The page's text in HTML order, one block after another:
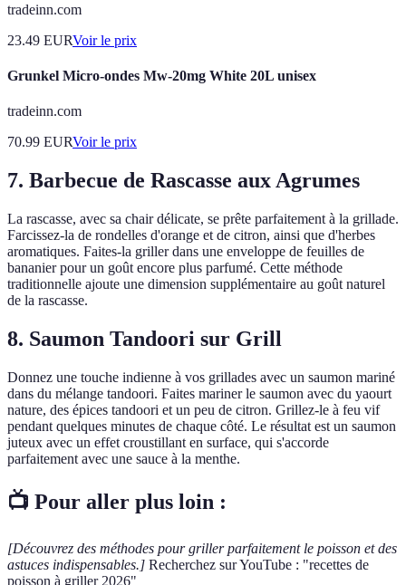
tradeinn.com
23.49 EURVoir le prix
Grunkel Micro-ondes Mw-20mg White 20L unisex
tradeinn.com
70.99 EURVoir le prix
7. Barbecue de Rascasse aux Agrumes
La rascasse, avec sa chair délicate, se prête parfaitement à la grillade.
Farcissez-la de rondelles d'orange et de citron, ainsi que d'herbes
aromatiques. Faites-la griller dans une enveloppe de feuilles de
bananier pour un goût encore plus parfumé. Cette méthode
traditionnelle ajoute une dimension supplémentaire au goût naturel
de la rascasse.
8. Saumon Tandoori sur Grill
Donnez une touche indienne à vos grillades avec un saumon mariné
dans du mélange tandoori. Faites mariner le saumon avec du yaourt
nature, des épices tandoori et un peu de citron. Grillez-le à feu vif
pendant quelques minutes de chaque côté. Le résultat est un saumon
juteux avec un effet croustillant en surface, qui s'accorde
parfaitement avec une sauce à la menthe.
📺 Pour aller plus loin :
[Découvrez des méthodes pour griller parfaitement le poisson et des
astuces indispensables.] Recherchez sur YouTube : "recettes de
poisson à griller 2026"